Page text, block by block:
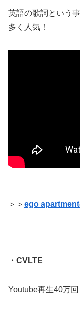
英語の歌詞という
多く人気！
＞＞ ego
・CVLTE
Youtube再生40万